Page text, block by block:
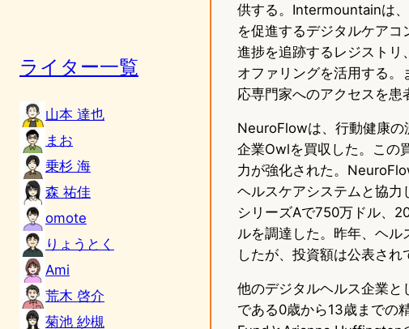
ライター一覧
山本 達也
まお
乗杉 海
森 祐佳
omote
りょうとく
Ami
荒木 啓介
菊池 紗槻
供する。Intermountainは
を促進するデジタルケア
進捗を追跡するレジスト
オファリングを活用する
応専門家へのアクセスを患
NeuroFlowは、行動健康の
企業Owlを買収した。この
力が強化された。
ヘルスケアシステムと協力
シリーズAで750万ドル、
ルを調達した。昨年、ヘ
したが、投資額は公表され
他のデジタルヘルス企業
である0歳から13歳までの